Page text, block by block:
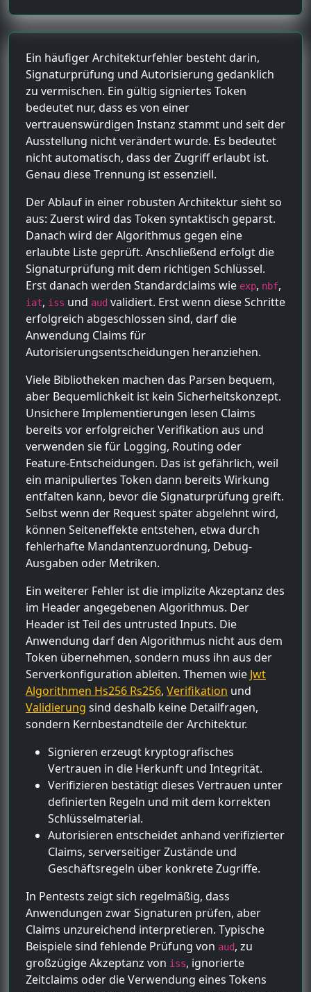
Ein häufiger Architekturfehler besteht darin,
Signaturprüfung und Autorisierung gedanklich
zu vermischen. Ein gültig signiertes Token
bedeutet nur, dass es von einer
vertrauenswürdigen Instanz stammt und seit der
Ausstellung nicht verändert wurde. Es bedeutet
nicht automatisch, dass der Zugriff erlaubt ist.
Genau diese Trennung ist essenziell.
Der Ablauf in einer robusten Architektur sieht so
aus: Zuerst wird das Token syntaktisch geparst.
Danach wird der Algorithmus gegen eine
erlaubte Liste geprüft. Anschließend erfolgt die
Signaturprüfung mit dem richtigen Schlüssel.
Erst danach werden Standardclaims wie exp, nbf,
iat, iss und aud validiert. Erst wenn diese Schritte
erfolgreich abgeschlossen sind, darf die
Anwendung Claims für
Autorisierungsentscheidungen heranziehen.
Viele Bibliotheken machen das Parsen bequem,
aber Bequemlichkeit ist kein Sicherheitskonzept.
Unsichere Implementierungen lesen Claims
bereits vor erfolgreicher Verifikation aus und
verwenden sie für Logging, Routing oder
Feature-Entscheidungen. Das ist gefährlich, weil
ein manipuliertes Token dann bereits Wirkung
entfalten kann, bevor die Signaturprüfung greift.
Selbst wenn der Request später abgelehnt wird,
können Seiteneffekte entstehen, etwa durch
fehlerhafte Mandantenzuordnung, Debug-
Ausgaben oder Metriken.
Ein weiterer Fehler ist die implizite Akzeptanz des
im Header angegebenen Algorithmus. Der
Header ist Teil des untrusted Inputs. Die
Anwendung darf den Algorithmus nicht aus dem
Token übernehmen, sondern muss ihn aus der
Serverkonfiguration ableiten. Themen wie Jwt
Algorithmen Hs256 Rs256, Verifikation und
Validierung sind deshalb keine Detailfragen,
sondern Kernbestandteile der Architektur.
Signieren erzeugt kryptografisches
Vertrauen in die Herkunft und Integrität.
Verifizieren bestätigt dieses Vertrauen unter
definierten Regeln und mit dem korrekten
Schlüsselmaterial.
Autorisieren entscheidet anhand verifizierter
Claims, serverseitiger Zustände und
Geschäftsregeln über konkrete Zugriffe.
In Pentests zeigt sich regelmäßig, dass
Anwendungen zwar Signaturen prüfen, aber
Claims unzureichend interpretieren. Typische
Beispiele sind fehlende Prüfung von aud, zu
großzügige Akzeptanz von iss, ignorierte
Zeitclaims oder die Verwendung eines Tokens